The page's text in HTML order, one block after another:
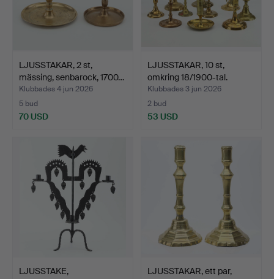
LJUSSTAKAR, 2 st,
mässing, senbarock, 1700…
Klubbades 4 jun 2026
5 bud
70 USD
LJUSSTAKAR, 10 st,
omkring 18/1900-tal.
Klubbades 3 jun 2026
2 bud
53 USD
LJUSSTAKE,
LJUSSTAKAR, ett par,